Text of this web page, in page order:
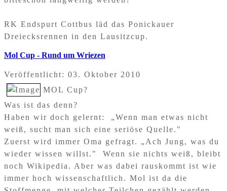
RK Endspurt Cottbus läd das Ponickauer
Dreiecksrennen in den Lausitzcup.
Mol Cup - Rund um Wriezen
Veröffentlicht: 03. Oktober 2010
MOL Cup?
Was ist das denn?
Haben wir doch gelernt: „Wenn man etwas nicht
weiß, sucht man sich eine seriöse Quelle."
Zuerst wird immer Oma gefragt. „Ach Jung, was du
wieder wissen willst." Wenn sie nichts weiß, bleibt
noch Wikipedia. Aber was dabei rauskommt ist wie
immer hoch wissenschaftlich. Mol ist da die